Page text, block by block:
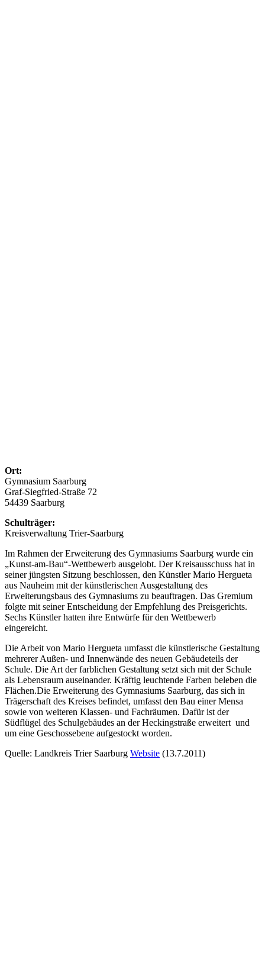
Ort:
Gymnasium Saarburg
Graf-Siegfried-Straße 72
54439 Saarburg
Schulträger:
Kreisverwaltung Trier-Saarburg
Im Rahmen der Erweiterung des Gymnasiums Saarburg wurde ein
„Kunst-am-Bau“-Wettbewerb ausgelobt. Der Kreisausschuss hat in
seiner jüngsten Sitzung beschlossen, den Künstler Mario Hergueta
aus Nauheim mit der künstlerischen Ausgestaltung des
Erweiterungsbaus des Gymnasiums zu beauftragen. Das Gremium
folgte mit seiner Entscheidung der Empfehlung des Preisgerichts.
Sechs Künstler hatten ihre Entwürfe für den Wettbewerb
eingereicht.
Die Arbeit von Mario Hergueta umfasst die künstlerische Gestaltung
mehrerer Außen- und Innenwände des neuen Gebäudeteils der
Schule. Die Art der farblichen Gestaltung setzt sich mit der Schule
als Lebensraum auseinander. Kräftig leuchtende Farben beleben die
Flächen.Die Erweiterung des Gymnasiums Saarburg, das sich in
Trägerschaft des Kreises befindet, umfasst den Bau einer Mensa
sowie von weiteren Klassen- und Fachräumen. Dafür ist der
Südflügel des Schulgebäudes an der Heckingstraße erweitert und
um eine Geschossebene aufgestockt worden.
Quelle: Landkreis Trier Saarburg Website (13.7.2011)